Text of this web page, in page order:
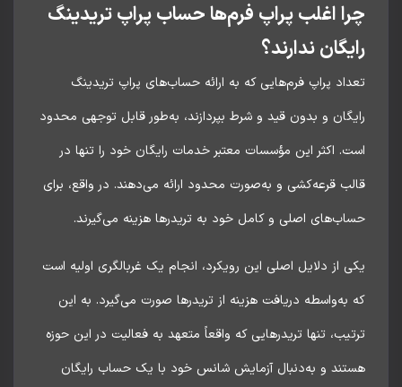
اغلب پراپ فرم‌ها حساب پراپ تریدینگ
ندارند؟
پراپ فرم‌هایی که به ارائه حساب‌های پراپ تریدینگ
و بدون قید و شرط بپردازند، به‌طور قابل توجهی محدود
اکثر این مؤسسات معتبر خدمات رایگان خود را تنها در
قرعه‌کشی و به‌صورت محدود ارائه می‌دهند. در واقع، برای
اصلی و کامل خود به تریدرها هزینه می‌گیرند.
از دلایل اصلی این رویکرد، انجام یک غربالگری اولیه است
به‌واسطه دریافت هزینه از تریدرها صورت می‌گیرد. به این
تنها تریدرهایی که واقعاً متعهد به فعالیت در این حوزه
و به‌دنبال آزمایش شانس خود با یک حساب رایگان